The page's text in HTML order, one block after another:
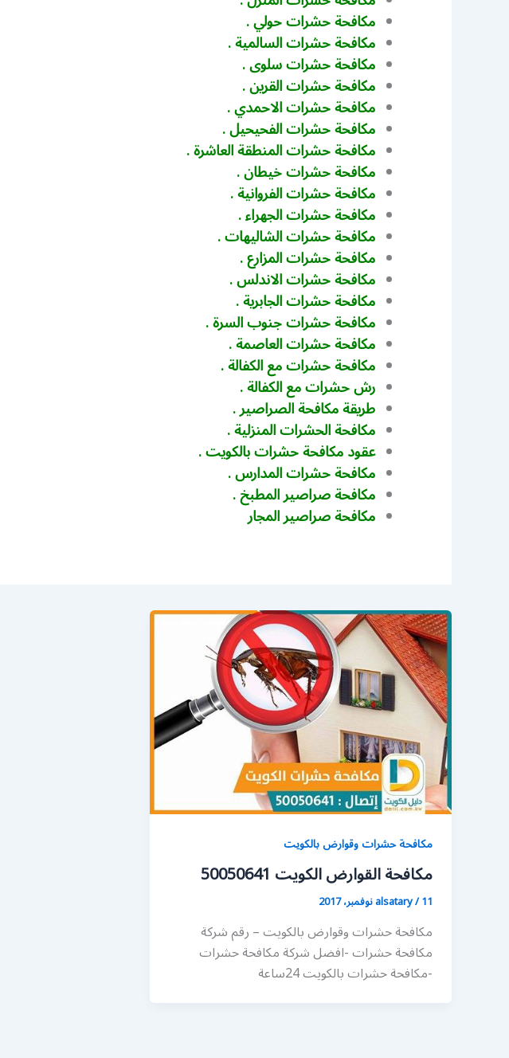
مكافحة حشرات حولي .
مكافحة حشرات السالمية .
مكافحة حشرات سلوى .
مكافحة حشرات القرين .
مكافحة حشرات الاحمدي .
مكافحة حشرات الفحيحيل .
مكافحة حشرات المنطقة العاشرة .
مكافحة حشرات خيطان .
مكافحة حشرات الفروانية .
مكافحة حشرات الجهراء .
مكافحة حشرات الشاليهات .
مكافحة حشرات المزارع .
مكافحة حشرات الاندلس .
مكافحة حشرات الجابرية .
مكافحة حشرات جنوب السرة .
مكافحة حشرات العاصمة .
مكافحة حشرات مع الكفالة .
رش حشرات مع الكفالة .
طريقة مكافحة الصراصير .
مكافحة الحشرات المنزلية .
عقود مكافحة حشرات بالكويت .
مكافحة حشرات المدارس .
مكافحة صراصير المطبخ .
مكافحة صراصير المجار
مكافحة حشرات وقوارض بالكويت
مكافحة القوارض الكويت 50050641
alsatary/11 نوفمبر، 2017
مكافحة حشرات وقوارض بالكويت – رقم شركة
مكافحة حشرات -افضل شركة مكافحة حشرات
-مكافحة حشرات بالكويت 24ساعة